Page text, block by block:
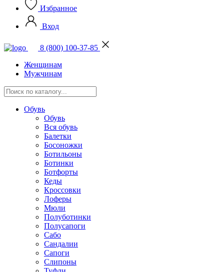
Избранное
Вход
8 (800) 100-37-85
Женщинам
Мужчинам
Обувь
Обувь
Вся обувь
Балетки
Босоножки
Ботильоны
Ботинки
Ботфорты
Кеды
Кроссовки
Лоферы
Мюли
Полуботинки
Полусапоги
Сабо
Сандалии
Сапоги
Слипоны